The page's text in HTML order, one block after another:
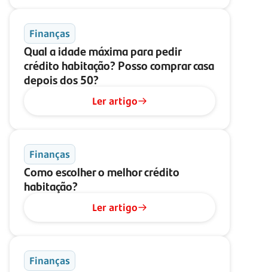
Finanças
Qual a idade máxima para pedir
crédito habitação? Posso comprar casa
depois dos 50?
Ler artigo
Finanças
Como escolher o melhor crédito
habitação?
Ler artigo
Finanças